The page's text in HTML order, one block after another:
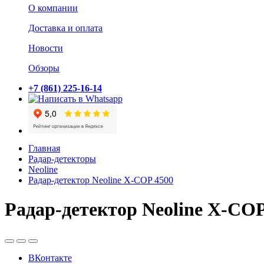
О компании
Доставка и оплата
Новости
Обзоры
+7 (861) 225-16-14
Главная
Радар-детекторы
Neoline
Радар-детектор Neoline X-COP 4500
Радар-детектор Neoline X-
ВКонтакте